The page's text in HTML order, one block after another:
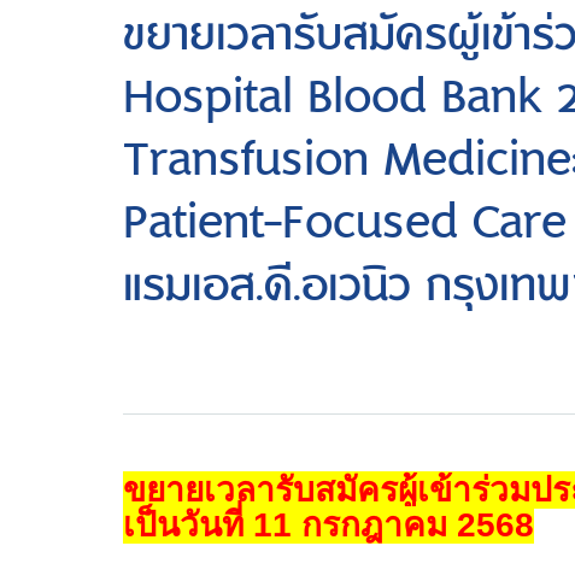
ขยายเวลารับสมัครผู้เข้าร่
Hospital Blood Bank
Transfusion
Patient-Focused
แรมเอส.ดี.อเวนิว กรุงเท
ขยายเวลารับสมัครผู้เข้าร่วมป
เป็นวันที่ 11 กรกฎาคม 2568